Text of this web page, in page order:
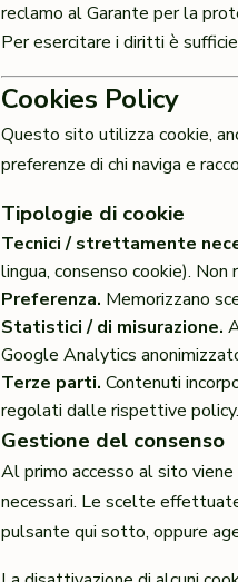
reclamo al Garante per la
Per esercitare i diritti è
Cookies Policy
Questo sito utilizza cookie,
preferenze di chi naviga e
Tipologie di cookie
Tecnici / strettamente
lingua, consenso cookie). Non
Preferenza. Memorizzano
Statistici / di misurazione.
Google Analytics
Terze parti. Contenuti
regolati dalle rispettive policy.
Gestione del consenso
Al primo accesso al sito
necessari. Le scelte
pulsante qui sotto, oppure